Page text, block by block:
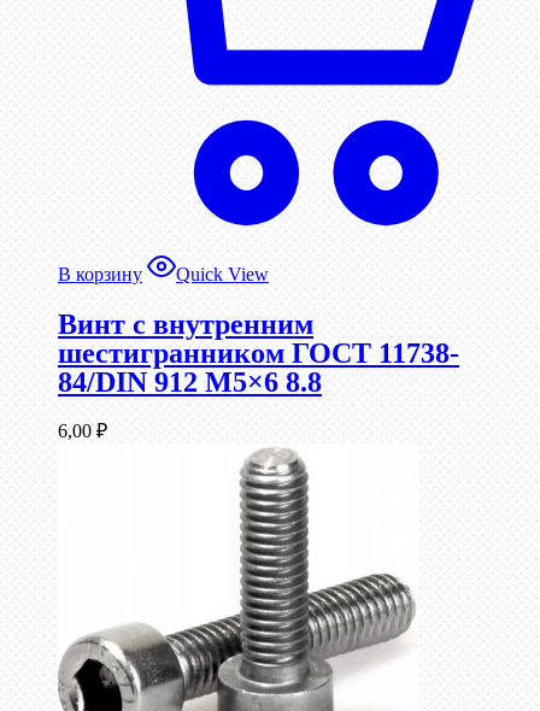
В корзину Quick View
Винт c внутренним
шестигранником ГОСТ 11738-
84/DIN 912 М5×6 8.8
6,00 ₽